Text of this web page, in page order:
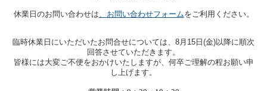
休業日のお問い合わせは 、お問い合わせフォームをご利用ください。
臨時休業日にいただいたお問合せについては、8月15日(金)以降に順次
回答させていただきます。
皆様には大変ご不便をおかけいたしますが、何卒ご理解の程お願い申
し上げます。